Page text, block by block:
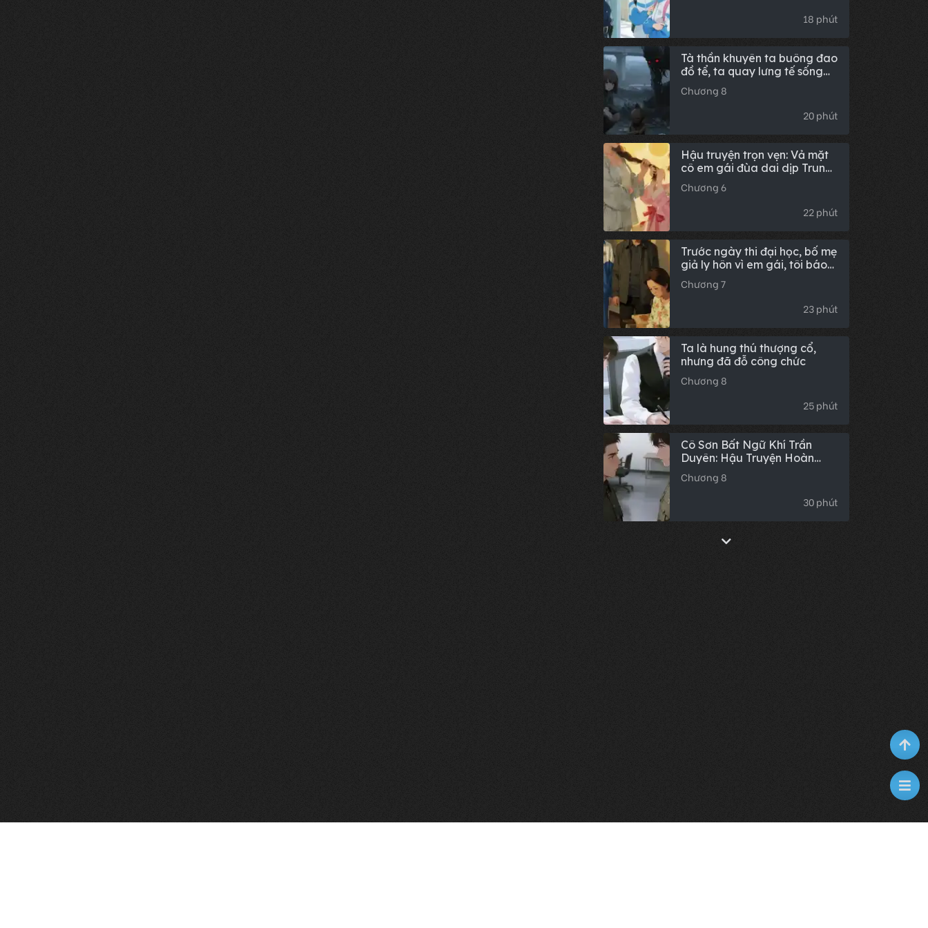
18 phút
Tà thần khuyên ta buông đao
đồ tể, ta quay lưng tế sống
toàn khu
Chương 8
20 phút
Hậu truyện trọn vẹn: Vả mặt
cô em gái đùa dai dịp Trung
thu
Chương 6
22 phút
Trước ngày thi đại học, bố mẹ
giả ly hôn vì em gái, tôi báo
cảnh sát tội bỏ rơi
Chương 7
23 phút
Ta là hung thú thượng cổ,
nhưng đã đỗ công chức
Chương 8
25 phút
Cô Sơn Bất Ngữ Khí Trần
Duyên: Hậu Truyện Hoàn
Chỉnh
Chương 8
30 phút